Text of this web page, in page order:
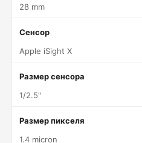
28 mm
Сенсор
Apple iSight X
Размер сенсора
1/2.5"
Размер пикселя
1.4 micron